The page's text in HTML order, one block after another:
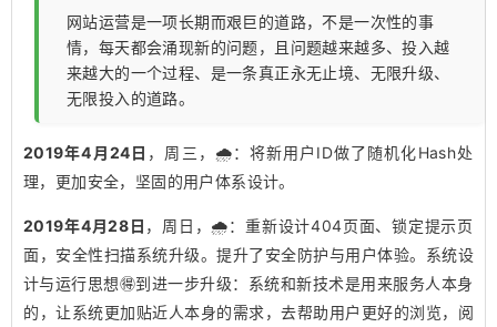
网站运营是一项长期而艰巨的道路，不是一次性的事
情，每天都会涌现新的问题，且问题越来越多、投入越
来越大的一个过程、是一条真正永无止境、无限升级、
无限投入的道路。
2019年4月24日 ，周三，🌧️：将新用户ID做了随机化Hash处
理，更加安全，坚固的用户体系设计。
2019年4月28日 ，周日，🌧️：重新设计404页面、锁定提示页
面，安全性扫描系统升级。提升了安全防护与用户体验。系统设
计与运行思想🉐️到进一步升级：系统和新技术是用来服务人本身
的，让系统更加贴近人本身的需求，去帮助用户更好的浏览，阅